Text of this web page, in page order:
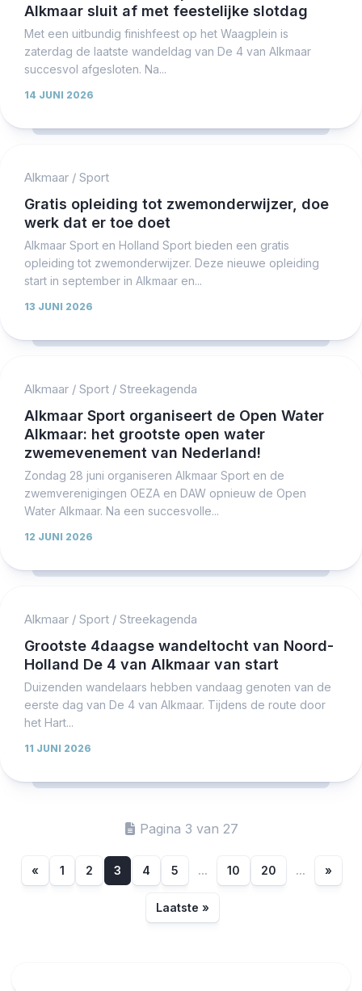
Alkmaar sluit af met feestelijke slotdag
Met een uitbundig finishfeest op het Waagplein is
zaterdag de laatste wandeldag van De 4 van Alkmaar
succesvol afgesloten. Na...
14 JUNI 2026
Alkmaar / Sport
Gratis opleiding tot zwemonderwijzer, doe
werk dat er toe doet
Alkmaar Sport en Holland Sport bieden een gratis
opleiding tot zwemonderwijzer. Deze nieuwe opleiding
start in september in Alkmaar en...
13 JUNI 2026
Alkmaar / Sport / Streekagenda
Alkmaar Sport organiseert de Open Water
Alkmaar: het grootste open water
zwemevenement van Nederland!
Zondag 28 juni organiseren Alkmaar Sport en de
zwemverenigingen OEZA en DAW opnieuw de Open
Water Alkmaar. Na een succesvolle...
12 JUNI 2026
Alkmaar / Sport / Streekagenda
Grootste 4daagse wandeltocht van Noord-
Holland De 4 van Alkmaar van start
Duizenden wandelaars hebben vandaag genoten van de
eerste dag van De 4 van Alkmaar. Tijdens de route door
het Hart...
11 JUNI 2026
Pagina 3 van 27
« 1 2 3 4 5 ... 10 20 ... »
Laatste »